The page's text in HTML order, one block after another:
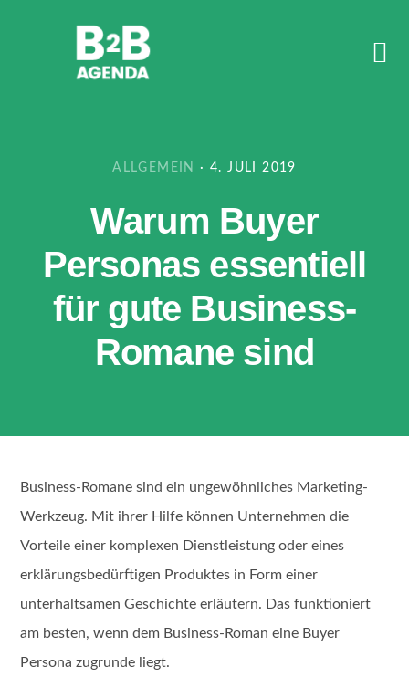
ALLGEMEIN · 4. JULI 2019
Warum Buyer
Personas essentiell
für gute Business-
Romane sind
Business-Romane sind ein ungewöhnliches Marketing-
Werkzeug. Mit ihrer Hilfe können Unternehmen die
Vorteile einer komplexen Dienstleistung oder eines
erklärungsbedürftigen Produktes in Form einer
unterhaltsamen Geschichte erläutern. Das funktioniert
am besten, wenn dem Business-Roman eine Buyer
Persona zugrunde liegt.